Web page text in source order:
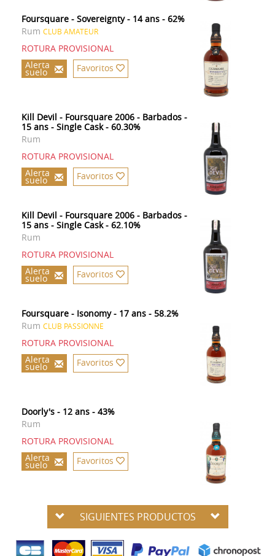
Foursquare - Sovereignty - 14 ans - 62%
Rum CLUB AMATEUR
ROTURA PROVISIONAL
Alerta
suelo Favoritos
Kill Devil - Foursquare 2006 - Barbados -
15 ans - Single Cask - 60.30%
Rum
ROTURA PROVISIONAL
Alerta
suelo Favoritos
Kill Devil - Foursquare 2006 - Barbados -
15 ans - Single Cask - 62.10%
Rum
ROTURA PROVISIONAL
Alerta
suelo Favoritos
Foursquare - Isonomy - 17 ans - 58.2%
Rum CLUB PASSIONNE
ROTURA PROVISIONAL
Alerta
suelo Favoritos
Doorly's - 12 ans - 43%
Rum
ROTURA PROVISIONAL
Alerta
suelo Favoritos
SIGUIENTES PRODUCTOS